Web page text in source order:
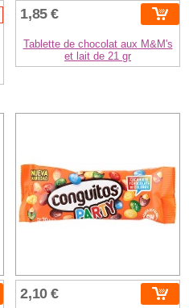
1,85 €
Tablette de chocolat aux M&M's
et lait de 21 gr
2,10 €